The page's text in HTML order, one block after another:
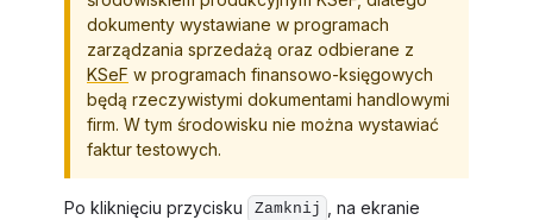
dokumenty wystawiane w programach
zarządzania sprzedażą oraz odbierane z
KSeF w programach finansowo-księgowych
będą rzeczywistymi dokumentami handlowymi
firm. W tym środowisku nie można wystawiać
faktur testowych.
Po kliknięciu przycisku Zamknij
, na ekranie